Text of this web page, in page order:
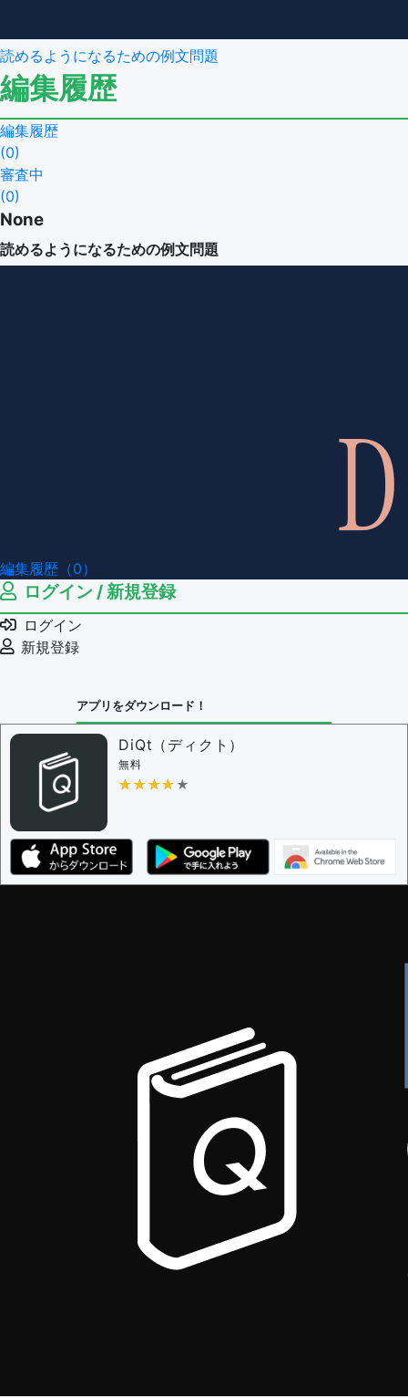
読めるようになるための例文問題
編集履歴
編集履歴
(0)
審査中
(0)
None
読めるようになるための例文問題
編集履歴（0）
ログイン / 新規登録
ログイン
新規登録
アプリをダウンロード！
DiQt（ディクト）
無料
★★★★★
★★★★★